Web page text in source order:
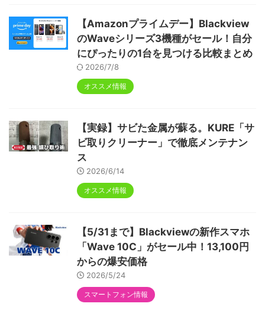
【Amazonプライムデー】Blackview
のWaveシリーズ3機種がセール！自分
にぴったりの1台を見つける比較まとめ
2026/7/8
オススメ情報
【実録】サビた金属が蘇る。KURE「サ
ビ取りクリーナー」で徹底メンテナン
ス
2026/6/14
オススメ情報
【5/31まで】Blackviewの新作スマホ
「Wave 10C」がセール中！13,100円
からの爆安価格
2026/5/24
スマートフォン情報